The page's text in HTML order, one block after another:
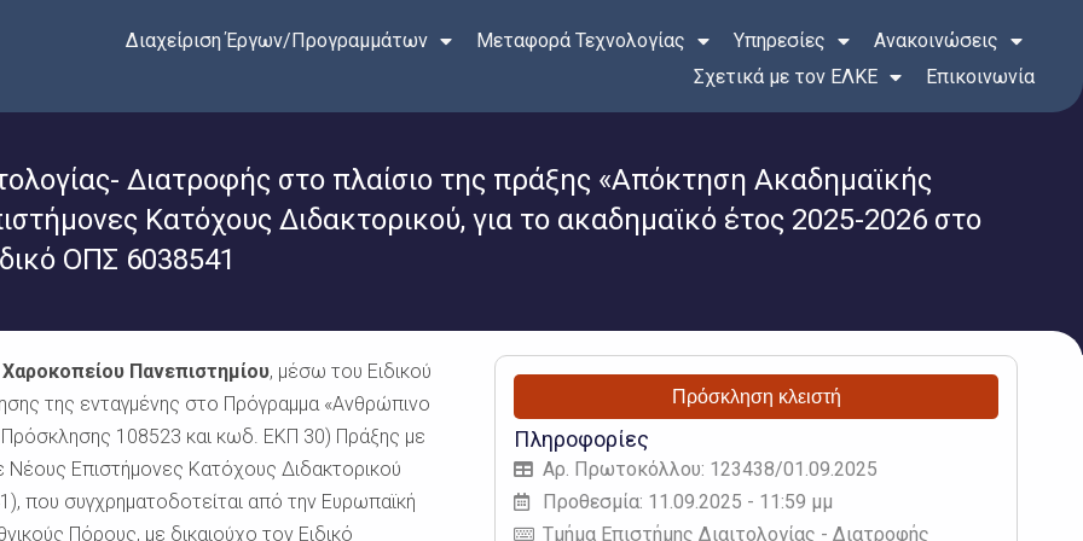
Διαχείριση Έργων/Προγραμμάτων Μεταφορά Τεχνολογίας Υπηρεσίες
Ανακοινώσεις
Σχετικά με τον ΕΛΚΕ
Επικοινωνία
Διατροφής στο πλαίσιο της πράξης «Απόκτηση Ακαδημαϊκής
Κατόχους Διδακτορικού, για το ακαδημαϊκό έτος 2025-2026 στο
ΟΠΣ 6038541
Πανεπιστημίου, μέσω του Ειδικού
της ενταγμένης στο Πρόγραμμα «Ανθρώπινο
108523 και κωδ. ΕΚΠ 30) Πράξης με
Νέους Επιστήμονες Κατόχους Διδακτορικού
που συγχρηματοδοτείται από την Ευρωπαϊκή
Πόρους, με δικαιούχο τον Ειδικό
Πρόσκληση κλειστή
Πληροφορίες
Αρ. Πρωτοκόλλου: 123438/01.09.2025
Προθεσμία: 11.09.2025 - 11:59 μμ
Τμήμα Επιστήμης Διαιτολογίας - Διατροφής